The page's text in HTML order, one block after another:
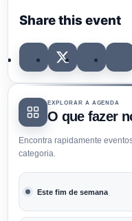
Share this event
EXPLORAR A AGENDA
O que fazer
Encontra rapidamente
categoria.
Este fim de semana